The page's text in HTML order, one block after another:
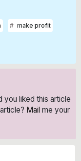
make profit
you liked this article
Mail me your